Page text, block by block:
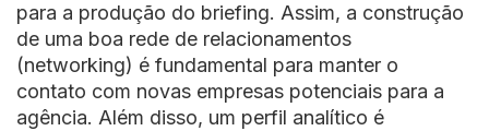
para a produção do briefing. Assim, a construção
de uma boa rede de relacionamentos
(networking) é fundamental para manter o
contato com novas empresas potenciais para a
agência. Além disso, um perfil analítico é